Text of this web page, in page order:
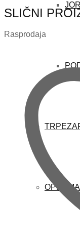
SLIČNI
Rasprodaja